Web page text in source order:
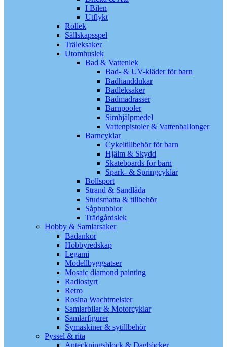
I Bilen
Utflykt
Rollek
Sällskapsspel
Träleksaker
Utomhuslek
Bad & Vattenlek
Bad- & UV-kläder för barn
Badhanddukar
Badleksaker
Badmadrasser
Barnpooler
Simhjälpmedel
Vattenpistoler & Vattenballonger
Barncyklar
Cykeltillbehör för barn
Hjälm & Skydd
Skateboards för barn
Spark- & Springcyklar
Bollsport
Strand & Sandlåda
Studsmatta & tillbehör
Såpbubblor
Trädgårdslek
Hobby & Samlarsaker
Badankor
Hobbyredskap
Legami
Modellbyggsatser
Mosaic diamond painting
Radiostyrt
Retro
Rosina Wachtmeister
Samlarbilar & Motorcyklar
Samlarfigurer
Symaskiner & sytillbehör
Pyssel & rita
Anteckningsblock & Dagböcker